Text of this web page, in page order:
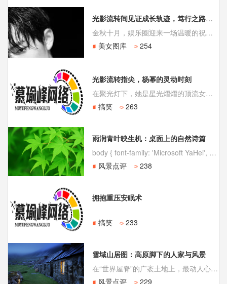
光影流转间见证成长轨迹，笃行之路终见繁花绽放
金秋十月，娱乐圈迎来一场温暖的祝福盛典。著名时尚媒体《芭莎娱乐》在社交平台发布一组独家影像，为备受瞩目的演员、歌手肖战送上生日祝福。配文“努力一定有迹可循”短短七字，却蕴含着对这位青年艺人职业生涯的深刻观察与诚挚肯定。这组图片并非简单的庆生照，更像是一幅用光影绘就的成长画卷，记录了他从青涩到沉稳，从
美女图库
254
光影流转指尖，杨幂的灵动时刻
在聚光灯下，她是星光熠熠的顶流女星；在社交平台上，她则是分享着生活点滴的灵动女生。杨幂，这位被无数人视为女神的演员，总能在镜头前展现出多面的魅力，而其中，她那些俏皮可爱的标志性手势，尤其是经典的“剪刀手”，已然成为她与粉丝之间心照不宣的快乐密码。
搞笑
263
雨润青叶映生机：桌面上的自然诗篇
body { font-family: 'Microsoft YaHei', sans-serif; line-height: 1.6; color: #333; max-width: 1000px;
风景点评
238
拥抱重压安眠术
搞笑 233
雪域山居图：高原脚下的人家与风景
在“世界屋脊”的广袤土地上，最动人心魄的或许并非只有雪山之巅的绝对高度，更是那雪山脚下、绿毯般的草甸上与自然共生的村落。这些高原人家，将生活编织进壮丽的风景，构成了一幅幅宁静深邃的“雪域山居图”。
风景点评
229